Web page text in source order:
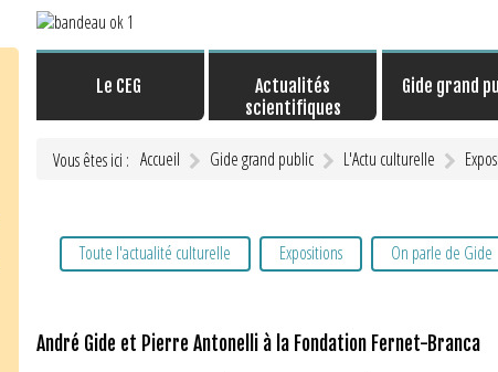
Le CEG
Actualités
scientifiques
Gide grand
Vous êtes ici : Accueil Gide grand public L'Actu culturelle
Toute l'actualité culturelle Expositions On parle de Gide
André Gide et Pierre Antonelli à la Fondation Fernet-Branca